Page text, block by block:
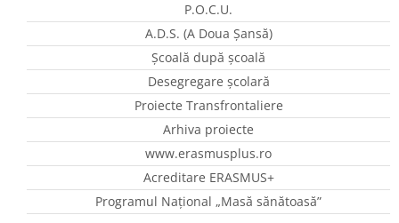
P.O.C.U.
A.D.S. (A Doua Șansă)
Școală după școală
Desegregare școlară
Proiecte Transfrontaliere
Arhiva proiecte
www.erasmusplus.ro
Acreditare ERASMUS+
Programul Național „Masă sănătoasă”